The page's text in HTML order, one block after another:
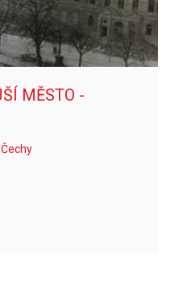
MĚSTO -